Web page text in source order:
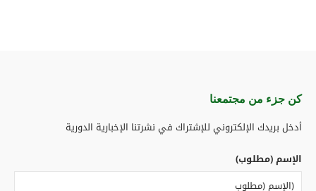
كن جزء من مجتمعنا​
أدخل بريدك الإلكتروني للإشتراك في نشرتنا الإخبارية الدورية
الإسم (مطلوب)